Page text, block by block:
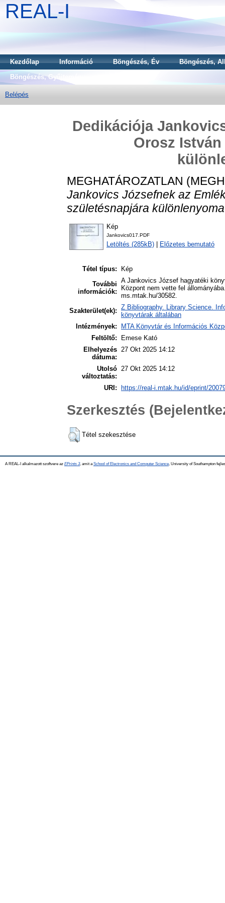
REAL-I
Kezdőlap Információ Böngészés, Év
Böngészés,
Böngészés, Gyűjtemény
Belépés
Dedikációja
Orosz
MEGHATÁROZATLAN
Jankovics Józsefnek az
születésnapjára
Kép
Jankovics017.PDF
Letöltés (285kB) Előzetes bemutató
Tétel típus:
Kép
További
információk:
A Jankovics József hagyatéki
Központ nem vette fel
ms.mtak.hu/30582.
Szakterület(ek): Z Bibliography. Library Science.
könyvtárak általában
Intézmények:
MTA Könyvtár és Információs
Feltöltő:
Emese Kató
Elhelyezés
dátuma:
27 Okt 2025 14:12
Utolsó
változtatás:
27 Okt 2025 14:12
URI: https://real-i.mtak.hu/id/eprint/
Szerkesztés
Tétel szekesztése
A REAL-I alkalmazott szoftvere az EPrints 3, amit a School of Electronics and Computer Science , University of Southampton